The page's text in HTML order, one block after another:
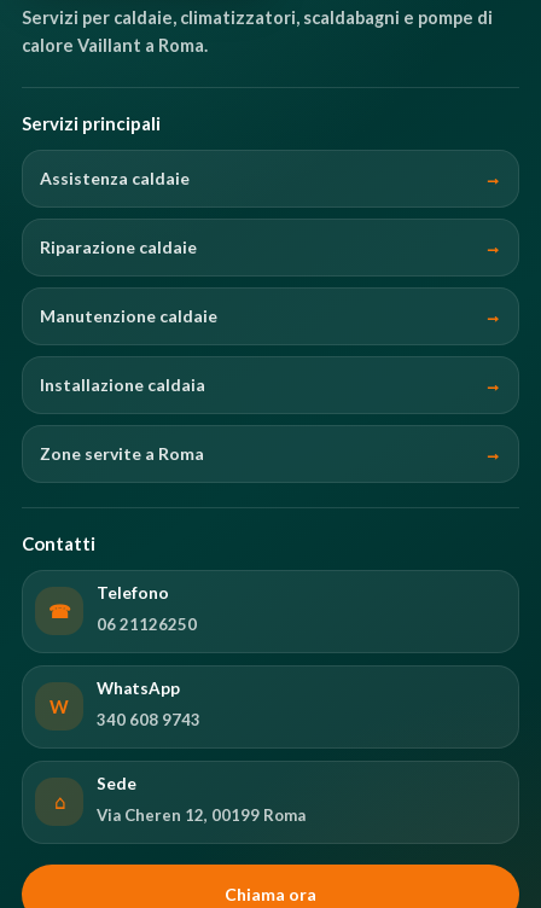
Servizi per caldaie, climatizzatori, scaldabagni e pompe di
calore Vaillant a Roma.
Servizi principali
Assistenza caldaie
Riparazione caldaie
Manutenzione caldaie
Installazione caldaia
Zone servite a Roma
Contatti
☎
Telefono
06 21126250
W
WhatsApp
340 608 9743
⌂
Sede
Via Cheren 12, 00199 Roma
Chiama ora